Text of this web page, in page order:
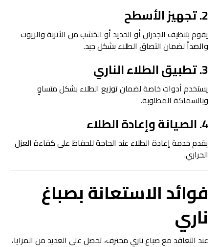
2. تجهيز الأسطح
يقوم بتنظيف الجدران أو الحديد أو الخشب من الأتربة والزيوت
والصدأ لضمان التصاق الطلاء بشكل جيد.
3. تطبيق الطلاء الناري
يستخدم أدوات خاصة لضمان توزيع الطلاء بشكل متساوٍ
وبالسماكة المطلوبة.
4. الصيانة وإعادة الطلاء
يقدم خدمة إعادة الطلاء عند الحاجة للحفاظ على كفاءة العزل
الحراري.
فوائد الاستعانة بصباغ
ناري
عند التعاقد مع صباغ ناري محترف، تحصل على العديد من المزايا،